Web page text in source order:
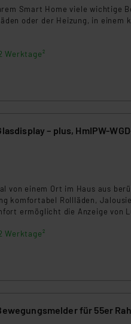
Smart Home viele wichtige
oder der Heizung, in einem
– plus, HmIPW-
von einem Ort im Haus aus
komfortabel Rollläden,
ermöglicht die Anzeige von
für 55er